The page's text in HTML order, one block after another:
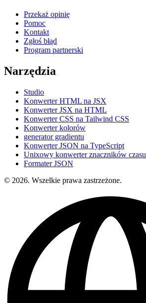
Przekaż opinię
Pomoc
Kontakt
Zgłoś błąd
Program partnerski
Narzędzia
Studio
Konwerter HTML na JSX
Konwerter JSX na HTML
Konwerter CSS na Tailwind CSS
Konwerter kolorów
generator gradientu
Konwerter JSON na TypeScript
Unixowy konwerter znaczników czasu
Formater JSON
© 2026. Wszelkie prawa zastrzeżone.